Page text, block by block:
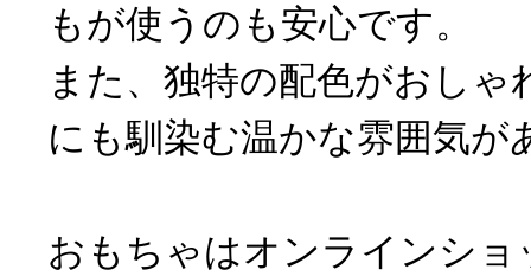
もが使うのも安心です。
また、独特の配色がおしゃ
にも馴染む温かな雰囲気が
おもちゃはオンラインシ